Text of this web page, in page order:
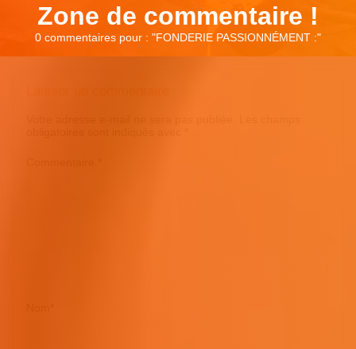
Zone de commentaire !
0 commentaires pour : "FONDERIE PASSIONNÉMENT :"